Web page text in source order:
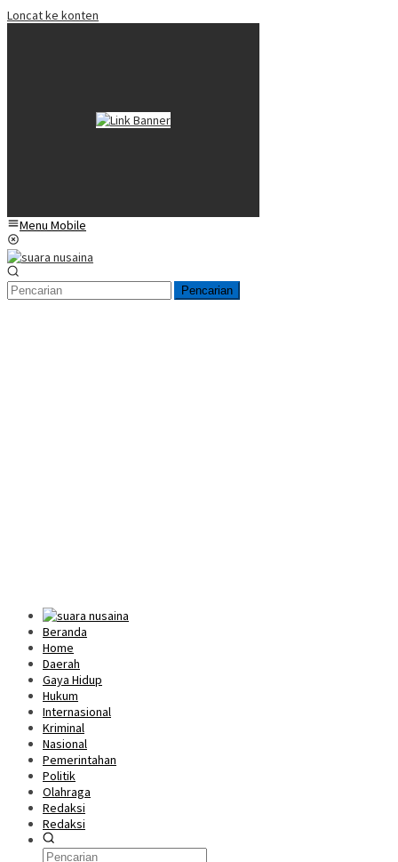
Loncat ke konten
Menu Mobile
Pencarian
Beranda
Home
Daerah
Gaya Hidup
Hukum
Internasional
Kriminal
Nasional
Pemerintahan
Politik
Olahraga
Redaksi
Redaksi